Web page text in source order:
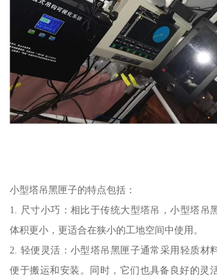
小型塔吊黑匣子的特点包括：
1. 尺寸小巧：相比于传统大型塔吊，小型塔吊
体积更小，更适合在狭小的工地空间中使用。
2. 轻便灵活：小型塔吊黑匣子通常采用轻质材
便于搬运和安装。同时，它们也具备良好的灵